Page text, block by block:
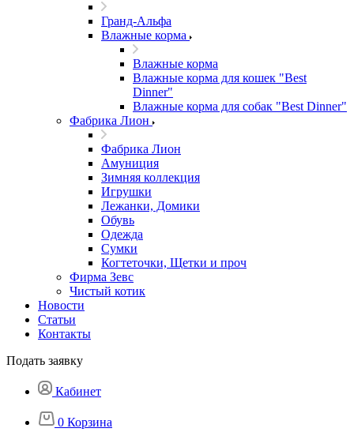
Гранд-Альфа
Влажные корма
Влажные корма
Влажные корма для кошек "Best
Dinner"
Влажные корма для собак "Best Dinner"
Фабрика Лион
Фабрика Лион
Амуниция
Зимняя коллекция
Игрушки
Лежанки, Домики
Обувь
Одежда
Сумки
Когтеточки, Щетки и проч
Фирма Зевс
Чистый котик
Новости
Статьи
Контакты
Подать заявку
Кабинет
0 Корзина